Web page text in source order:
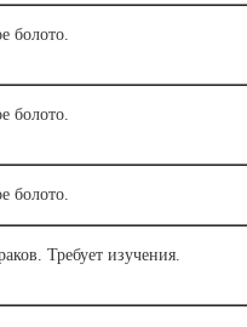
болото.
болото.
болото.
Требует изучения.